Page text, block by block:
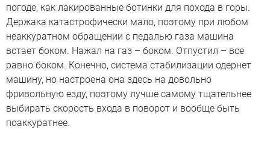
погоде, как лакированные ботинки для похода в горы.
Держака катастрофически мало, поэтому при любом
неаккуратном обращении с педалью газа машина
встает боком. Нажал на газ – боком. Отпустил – все
равно боком. Конечно, система стабилизации одернет
машину, но настроена она здесь на довольно
фривольную езду, поэтому лучше самому тщательнее
выбирать скорость входа в поворот и вообще быть
поаккуратнее.